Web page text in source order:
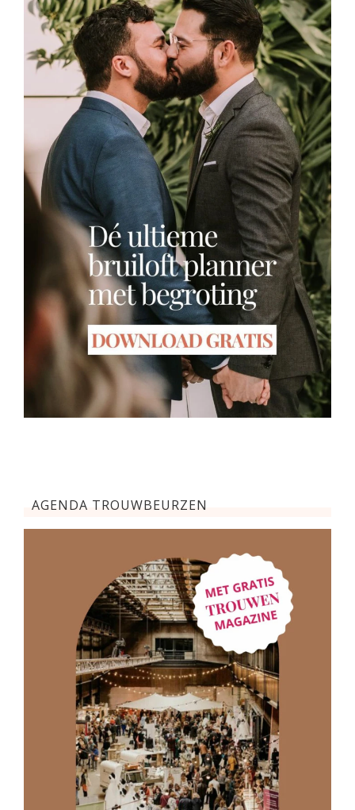
AGENDA TROUWBEURZEN